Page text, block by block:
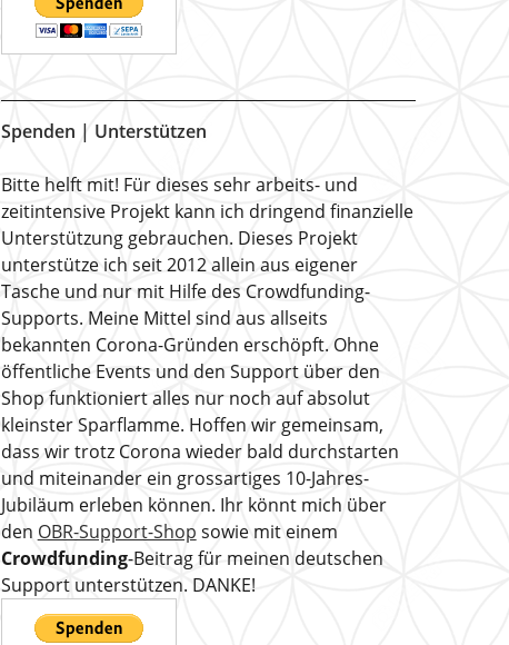
Spenden | Unterstützen
Bitte helft mit! Für dieses sehr arbeits- und
zeitintensive Projekt kann ich dringend finanzielle
Unterstützung gebrauchen. Dieses Projekt
unterstütze ich seit 2012 allein aus eigener
Tasche und nur mit Hilfe des Crowdfunding-
Supports. Meine Mittel sind aus allseits
bekannten Corona-Gründen erschöpft. Ohne
öffentliche Events und den Support über den
Shop funktioniert alles nur noch auf absolut
kleinster Sparflamme. Hoffen wir gemeinsam,
dass wir trotz Corona wieder bald durchstarten
und miteinander ein grossartiges 10-Jahres-
Jubiläum erleben können. Ihr könnt mich über
den OBR-Support-Shop sowie mit einem
Crowdfunding-Beitrag für meinen deutschen
Support unterstützen. DANKE!